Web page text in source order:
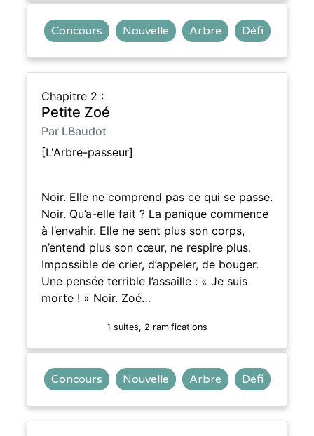
Concours Nouvelle Arbre Défi
Chapitre 2 :
Petite Zoé
Par LBaudot
[L'Arbre-passeur]
Noir. Elle ne comprend pas ce qui se passe.
Noir. Qu’a-elle fait ? La panique commence
à l’envahir. Elle ne sent plus son corps,
n’entend plus son cœur, ne respire plus.
Impossible de crier, d’appeler, de bouger.
Une pensée terrible l’assaille : « Je suis
morte ! » Noir. Zoé…
1 suites, 2 ramifications
Concours Nouvelle Arbre Défi